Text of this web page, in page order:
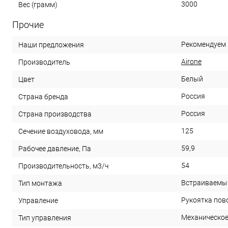
Вес (грамм) 3000
Прочие
Наши предложения Рекомендуем
Производитель Airone
Цвет Белый
Страна бренда Россия
Страна производства Россия
Сечение воздуховода, мм 125
Рабочее давление, Па 59,9
Производительность, м3/ч 54
Тип монтажа
Управление Рукоятка
Тип управления Механическое